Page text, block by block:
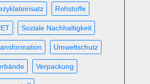
Rohstoffe
Soziale Nachhaltigkeit
Umweltschutz
Verpackung